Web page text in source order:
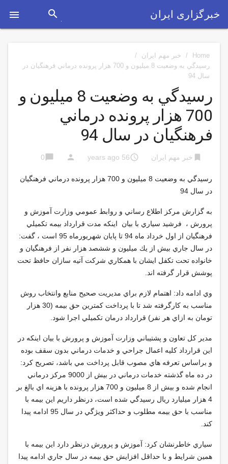
 خبرگزاری ایران search
Home
/ خبر مهم ایران
/
رسيدگي به وضعيت 8 ميليون و 700 هزار پرونده درماني فرهنگيان در
سال 94
رسيدگي به وضعيت 8 ميليون و
700 هزار پرونده درماني
فرهنگيان در سال 94
bookmark خبر مهم ایران access_time
56 years ago
person
chat_bubble
0
رسيدگي به وضعيت 8 ميليون و 700 هزار پرونده درماني فرهنگيان
در سال 94
به گزارش مركز اطلاع رساني و روابط عمومي وزارت آموزش و
پرورش ، فرشيد سياري با بيان اينكه مدت قرارداد بيمه تكميلي
فرهنگيان از اول خرداد ماه 94 تا پايان شهريورماه 95 است ، گفت:
در سال جاري بيش از يك ميليون و ششصد هزار نفر از فرهنگيان و
خانواده تحت تكفل ايشان با همكاري شركت آتيه سازان حافظ تحت
پوشش قرار گرفته اند.
وي ادامه داد: اهتمام لازم براي مديريت صحيح منابع وانتخاب روش
مناسب به كارگرفته شد تا با پرداخت كمترين حق بيمه (30 هزار
تومان به ازاي هر نفر) قرارداد درمان تكميلي اجرا شود.
مدير كل تعاون و پشتيباني وزارت آموزش و پرورش با بيان اينكه در
اين قرارداد كليه اعمال جراحي و خدمات درماني بدون سقف بوده
و براساس تعرفه هاي مصوب قابل پرداخت مي باشد، تصريح كرد:
در ده ماه گذشته خدمات درماني در بيش از 9000 مركز درماني
انجام شده و بيش از 8 ميليون و 700 هزار پرونده با هزينه اي بالغ بر
4 هزار ميليارد ريال رسيدگي شده است، درنظر داريم اين بيمه با
مناسب با حق بيمه مطلوب و حداكثر ويژگي در سال 95 ادامه پيدا
كند.
سياري خاطرنشان كرد: آموزش و پرورش درنظر دارد اين بيمه با
همين شرايط و با حداقل افزايش حق بيمه در سال جاري ادامه پيدا